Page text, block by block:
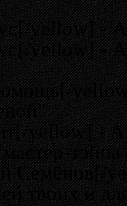
yellow] -
yellow] -
yellow] -
тэйпа
твоих и